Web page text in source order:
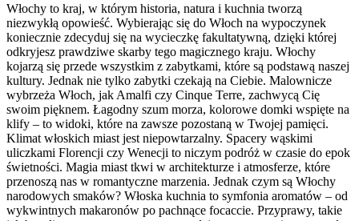
Włochy to kraj, w którym historia, natura i kuchnia tworzą
niezwykłą opowieść. Wybierając się do Włoch na wypoczynek
koniecznie zdecyduj się na wycieczkę fakultatywną, dzięki której
odkryjesz prawdziwe skarby tego magicznego kraju. Włochy
kojarzą się przede wszystkim z zabytkami, które są podstawą naszej
kultury. Jednak nie tylko zabytki czekają na Ciebie. Malownicze
wybrzeża Włoch, jak Amalfi czy Cinque Terre, zachwycą Cię
swoim pięknem. Łagodny szum morza, kolorowe domki wspięte na
klify – to widoki, które na zawsze pozostaną w Twojej pamięci.
Klimat włoskich miast jest niepowtarzalny. Spacery wąskimi
uliczkami Florencji czy Wenecji to niczym podróż w czasie do epok
świetności. Magia miast tkwi w architekturze i atmosferze, które
przenoszą nas w romantyczne marzenia. Jednak czym są Włochy
narodowych smaków? Włoska kuchnia to symfonia aromatów – od
wykwintnych makaronów po pachnące focaccie. Przyprawy, takie